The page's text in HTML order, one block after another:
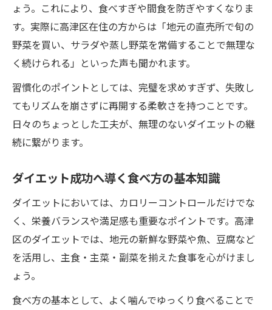
美容と健康を両立する食事法のすすめ
ヘルシー料理選びで楽しむ高津区の食生活
ヘルシー料理で叶う高津区のダイエット
高津区で人気のヘルシー食探しのポイント
毎日の食生活を変えるダイエット実践例
健康志向に合う食べ方の工夫を紹介
女性向けダイエット食べ方の大切なポイン
ト
満足感重視で続くダイエットの実践方法
高津区で注目の低カロリー食事法とは
ダイエットを楽しむための食べ方アイデア
外食続きでも安心のダイエット食べ方とは
ょう。これにより、食べすぎや間食を防ぎやすくなりま
す。実際に高津区在住の方からは「地元の直売所で旬の
野菜を買い、サラダや蒸し野菜を常備することで無理な
く続けられる」といった声も聞かれます。
習慣化のポイントとしては、完璧を求めすぎず、失敗し
てもリズムを崩さずに再開する柔軟さを持つことです。
日々のちょっとした工夫が、無理のないダイエットの継
続に繋がります。
ダイエット成功へ導く食べ方の基本知識
ダイエットにおいては、カロリーコントロールだけでな
く、栄養バランスや満足感も重要なポイントです。高津
区のダイエットでは、地元の新鮮な野菜や魚、豆腐など
を活用し、主食・主菜・副菜を揃えた食事を心がけまし
ょう。
食べ方の基本として、よく噛んでゆっくり食べることで